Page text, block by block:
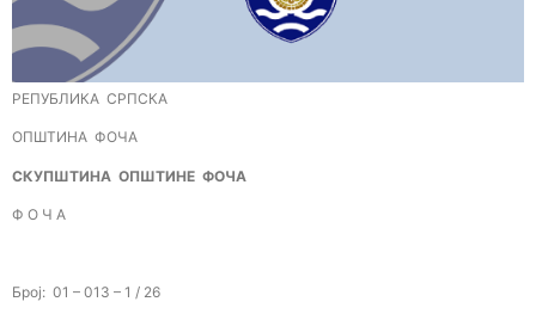
РЕПУБЛИКА СРПСКА
ОПШТИНА ФОЧА
СКУПШТИНА ОПШТИНЕ ФОЧА
Ф О Ч А
Број: 01 – 013 – 1 / 26